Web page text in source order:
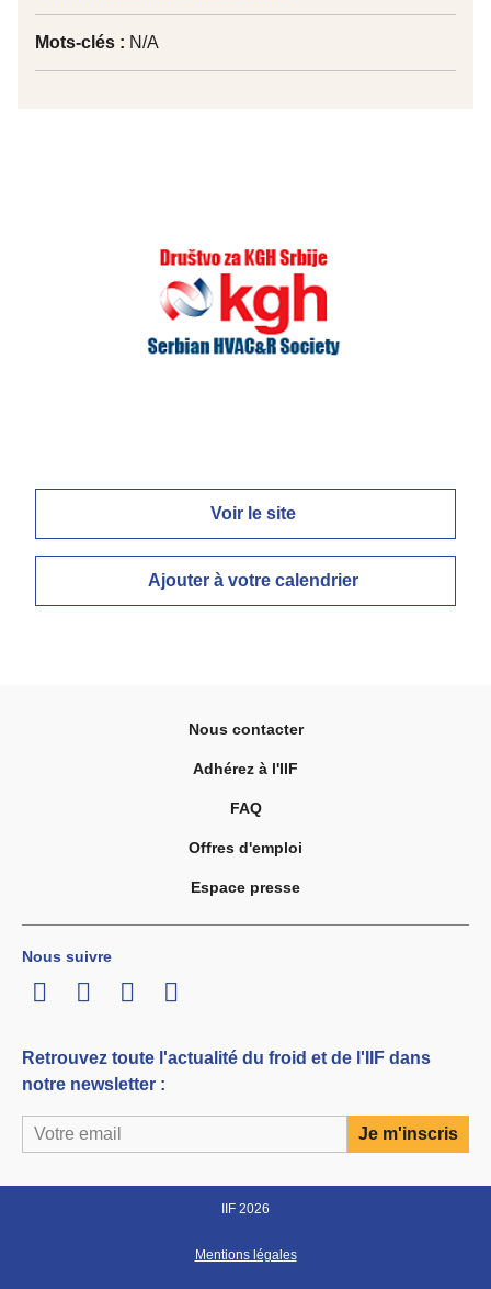
Voir le site
Ajouter à votre calendrier
Mots-clés : N/A
Nous contacter
Adhérez à l'IIF
FAQ
Offres d'emploi
Espace presse
Nous suivre
LinkedInTwitterFacebook
Youtube
Retrouvez toute l'actualité du froid et de l'IIF dans
notre newsletter :
IIF 2026
Mentions légales